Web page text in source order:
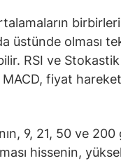
üstünde olması
RSI ve Stokastik
fiyat
9, 21, 50 ve
hissenin,